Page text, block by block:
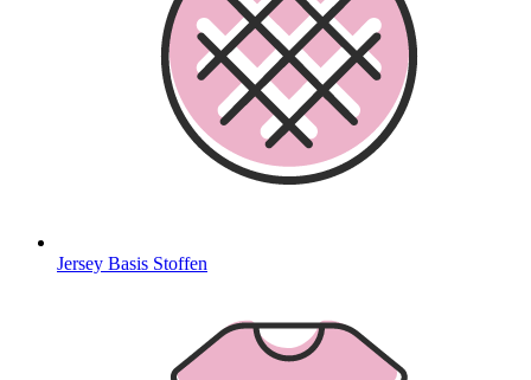
Jersey Basis Stoffen